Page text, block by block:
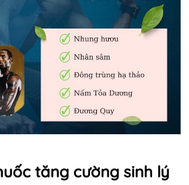
tăng cường sinh lý